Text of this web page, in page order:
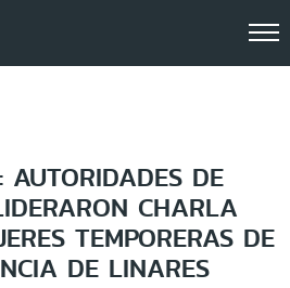
AUTORIDADES DE
CHARLA
TEMPORERAS DE
DE LINARES